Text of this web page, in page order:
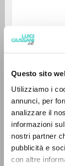
Questo sito
Utilizziamo i
annunci, per
analizzare il
informazioni
nostri partner
pubblicità e
con altre
Giussani Luigi
Spagnolo
30 Dias
1995
Pagine: 16
0